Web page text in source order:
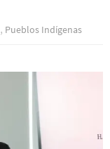
, Pueblos Indí­genas